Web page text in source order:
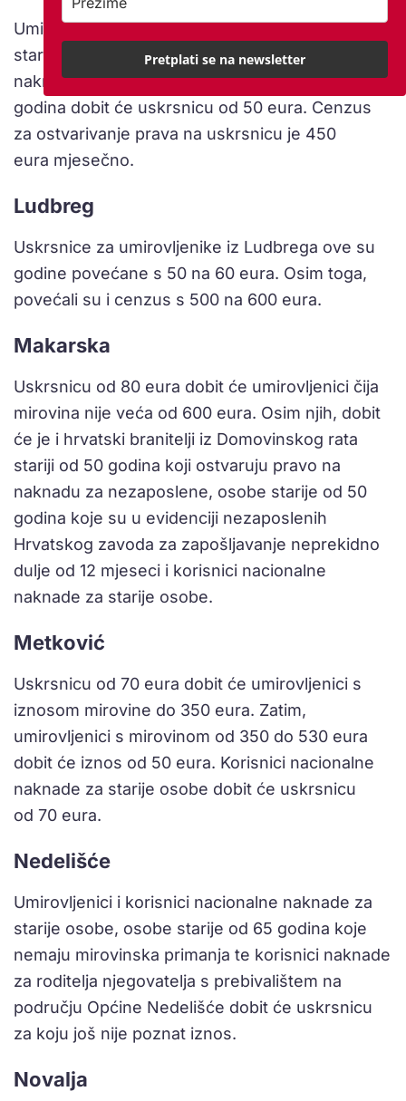
Umirovljenici, korisnici nacionalne naknade za
starije osobe, korisnici zajamčene minimalne
naknade i osobe bez primanja starije od 65
godina dobit će uskrsnicu od 50 eura. Cenzus
za ostvarivanje prava na uskrsnicu je 450
eura mjesečno.
Ludbreg
Uskrsnice za umirovljenike iz Ludbrega ove su
godine povećane s 50 na 60 eura. Osim toga,
povećali su i cenzus s 500 na 600 eura.
Makarska
Uskrsnicu od 80 eura dobit će umirovljenici čija
mirovina nije veća od 600 eura. Osim njih, dobit
će je i hrvatski branitelji iz Domovinskog rata
stariji od 50 godina koji ostvaruju pravo na
naknadu za nezaposlene, osobe starije od 50
godina koje su u evidenciji nezaposlenih
Hrvatskog zavoda za zapošljavanje neprekidno
dulje od 12 mjeseci i korisnici nacionalne
naknade za starije osobe.
Metković
Uskrsnicu od 70 eura dobit će umirovljenici s
iznosom mirovine do 350 eura. Zatim,
umirovljenici s mirovinom od 350 do 530 eura
dobit će iznos od 50 eura. Korisnici nacionalne
naknade za starije osobe dobit će uskrsnicu
od 70 eura.
Nedelišće
Umirovljenici i korisnici nacionalne naknade za
starije osobe, osobe starije od 65 godina koje
nemaju mirovinska primanja te korisnici naknade
za roditelja njegovatelja s prebivalištem na
području Općine Nedelišće dobit će uskrsnicu
za koju još nije poznat iznos.
Novalja
Pretplati se na newsletter